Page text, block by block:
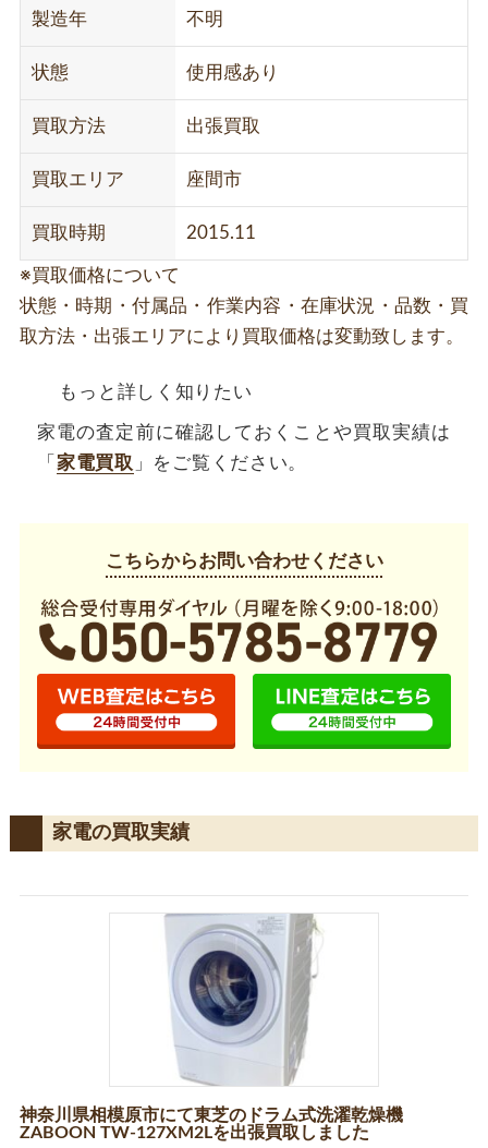
製造年 不明
状態 使用感あり
買取方法 出張買取
買取エリア 座間市
買取時期 2015.11
※買取価格について
状態・時期・付属品・作業内容・在庫状況・品数・買
取方法・出張エリアにより買取価格は変動致します。
もっと詳しく知りたい
家電の査定前に確認しておくことや買取実績は
「 家電買取 」をご覧ください。
こちらからお問い合わせください
家電の買取実績
神奈川県相模原市にて東芝のドラム式洗濯乾燥機
ZABOON TW-127XM2Lを出張買取しました